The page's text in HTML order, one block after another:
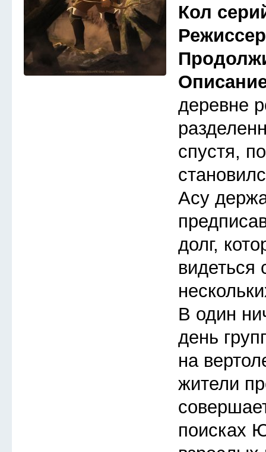
Кол
деревне
спустя,
Асу
долг,
видеться
В один
день
на
жители
поисках